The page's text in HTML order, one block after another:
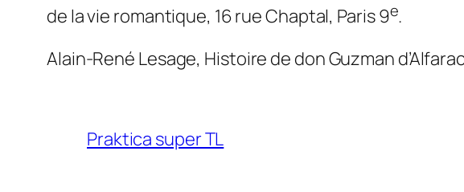
de la vie romantique, 16 rue Chaptal, Paris 9e.
Alain-René Lesage, Histoire de don Guzman
Praktica super TL